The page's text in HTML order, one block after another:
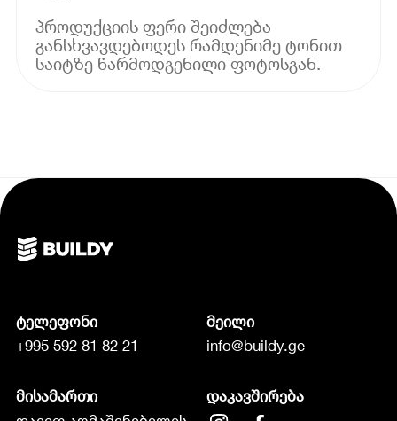
პროდუქციის ფერი შეიძლება
განსხვავდებოდეს რამდენიმე ტონით
საიტზე წარმოდგენილი ფოტოსგან.
ტელეფონი
+995 592 81 82 21
მეილი
info@buildy.ge
მისამართი
დაკავშირება